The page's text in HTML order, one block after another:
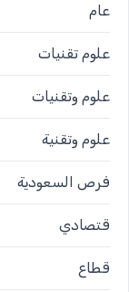
عام
علوم تقنيات
علوم وتقنيات
علوم وتقنية
فرص السعودية
قتصادي
قطاع